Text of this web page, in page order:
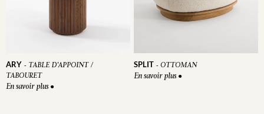
ARY - TABLE D'APPOINT /
TABOURET
En savoir plus ●
SPLIT -OTTOMAN
En savoir plus ●